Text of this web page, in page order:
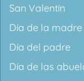
San Valentín
Día de la madre
Día del padre
Día de las